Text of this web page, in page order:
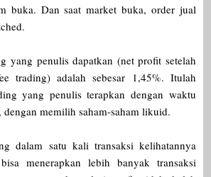
buka. Dan saat market buka, order jual
yang penulis dapatkan (net profit setelah
trading) adalah sebesar 1,45%. Itulah
yang penulis terapkan dengan waktu
memilih saham-saham likuid.
dalam satu kali transaksi kelihatannya
menerapkan lebih banyak transaksi